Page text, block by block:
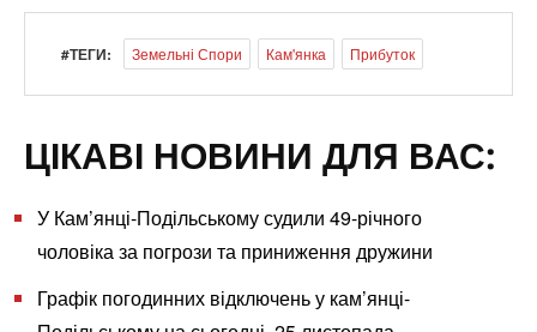
#ТЕГИ: Земельні Спори Кам'янка Прибуток
ЦІКАВІ НОВИНИ ДЛЯ ВАС:
У Кам’янці-Подільському судили 49-річного
чоловіка за погрози та приниження дружини
Графік погодинних відключень у кам’янці-